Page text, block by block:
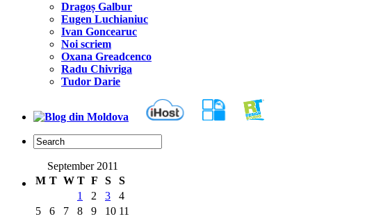
Dragoș Galbur
Eugen Luchianiuc
Ivan Goncearuc
Noi scriem
Oxana Greadcenco
Radu Chivriga
Tudor Darie
September 2011
M T W T F S
S
1
2 3
4
5
6 7 8 9 10 11